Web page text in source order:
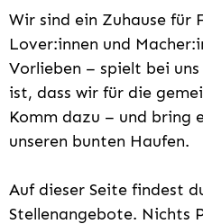
Wir sind ein Zuhause für
Lover:innen und
Vorlieben – spielt bei
ist, dass wir für die
Komm dazu – und bring
unseren bunten Haufen.
Auf dieser Seite findest
Stellenangebote. Nichts